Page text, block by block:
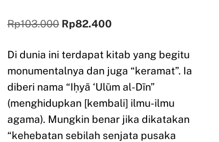
Rp103.000 Rp82.400
Di dunia ini terdapat kitab yang begitu
monumentalnya dan juga “keramat”. Ia
diberi nama “Iḥyā ‘Ulūm al-Dīn”
(menghidupkan [kembali] ilmu-ilmu
agama). Mungkin benar jika dikatakan
“kehebatan sebilah senjata pusaka